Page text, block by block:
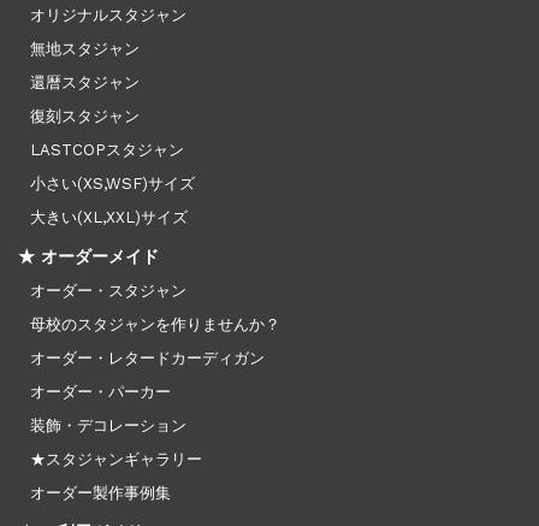
オリジナルスタジャン
無地スタジャン
還暦スタジャン
復刻スタジャン
LASTCOPスタジャン
小さい(XS,WSF)サイズ
大きい(XL,XXL)サイズ
★ オーダーメイド
オーダー・スタジャン
母校のスタジャンを作りませんか？
オーダー・レタードカーディガン
オーダー・パーカー
装飾・デコレーション
★スタジャンギャラリー
オーダー製作事例集